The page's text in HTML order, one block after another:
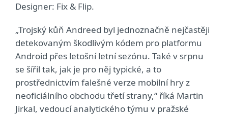
Designer: Fix & Flip.
„Trojský kůň Andreed byl jednoznačně nejčastěji
detekovaným škodlivým kódem pro platformu
Android přes letošní letní sezónu. Také v srpnu
se šířil tak, jak je pro něj typické, a to
prostřednictvím falešné verze mobilní hry z
neoficiálního obchodu třetí strany,“ říká Martin
Jirkal, vedoucí analytického týmu v pražské